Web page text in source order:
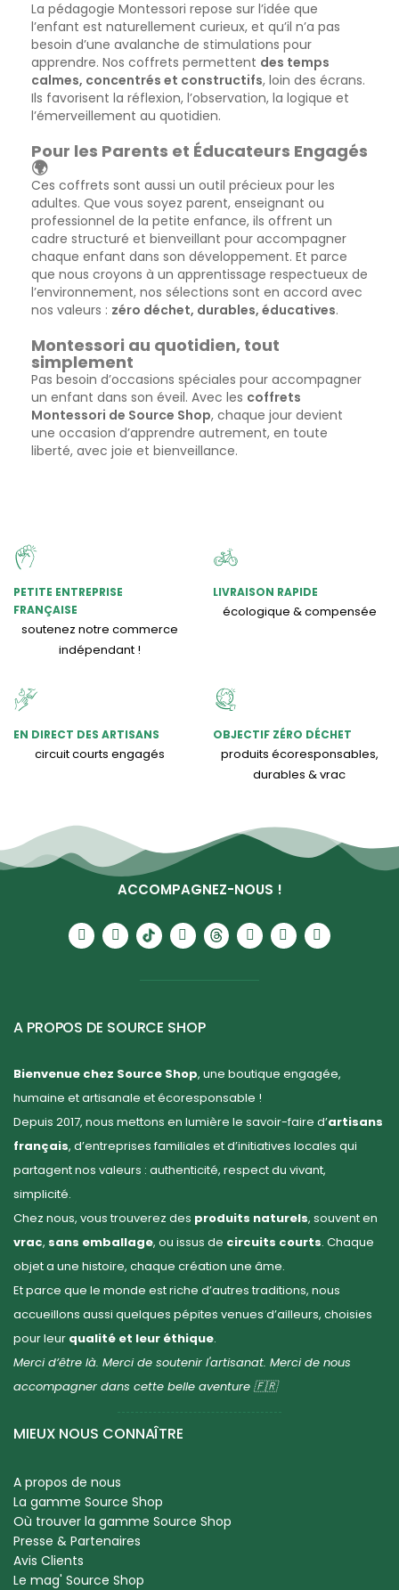
La pédagogie Montessori repose sur l’idée que
l’enfant est naturellement curieux, et qu’il n’a pas
besoin d’une avalanche de stimulations pour
apprendre. Nos coffrets permettent des temps
calmes, concentrés et constructifs, loin des écrans.
Ils favorisent la réflexion, l’observation, la logique et
l’émerveillement au quotidien.
Pour les Parents et Éducateurs Engagés
🌍
Ces coffrets sont aussi un outil précieux pour les
adultes. Que vous soyez parent, enseignant ou
professionnel de la petite enfance, ils offrent un
cadre structuré et bienveillant pour accompagner
chaque enfant dans son développement. Et parce
que nous croyons à un apprentissage respectueux de
l’environnement, nos sélections sont en accord avec
nos valeurs : zéro déchet, durables, éducatives.
Montessori au quotidien, tout
simplement
Pas besoin d’occasions spéciales pour accompagner
un enfant dans son éveil. Avec les coffrets
Montessori de Source Shop, chaque jour devient
une occasion d’apprendre autrement, en toute
liberté, avec joie et bienveillance.
PETITE ENTREPRISE
FRANÇAISE
soutenez notre commerce
indépendant !
LIVRAISON RAPIDE
écologique & compensée
EN DIRECT DES ARTISANS
circuit courts engagés
OBJECTIF ZÉRO DÉCHET
produits écoresponsables,
durables & vrac
ACCOMPAGNEZ-NOUS !
A PROPOS DE SOURCE SHOP
Bienvenue chez Source Shop, une boutique engagée,
humaine et artisanale et écoresponsable !
Depuis 2017, nous mettons en lumière le savoir-faire d’artisans
français, d’entreprises familiales et d’initiatives locales qui
partagent nos valeurs : authenticité, respect du vivant,
simplicité.
Chez nous, vous trouverez des produits naturels, souvent en
vrac, sans emballage, ou issus de circuits courts. Chaque
objet a une histoire, chaque création une âme.
Et parce que le monde est riche d’autres traditions, nous
accueillons aussi quelques pépites venues d’ailleurs, choisies
pour leur qualité et leur éthique.
Merci d’être là. Merci de soutenir l'artisanat. Merci de nous
accompagner dans cette belle aventure 🇫🇷
MIEUX NOUS CONNAÎTRE
A propos de nous
La gamme Source Shop
Où trouver la gamme Source Shop
Presse & Partenaires
Avis Clients
Le mag' Source Shop